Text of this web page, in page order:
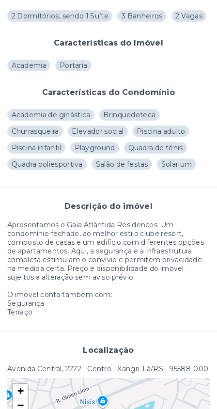
2 Dormitórios, sendo 1 Suíte 3 Banheiros 2 Vagas
Características do Imóvel
Academia Portaria
Características do Condomínio
Academia de ginástica
Brinquedoteca
Churrasqueira
Elevador social
Piscina adulto
Piscina infantil
Playground
Quadra de tênis
Quadra poliesportiva
Salão de festas Solarium
Descrição do imóvel
Apresentamos o Gaia Atlântida Residences. Um
condomínio fechado, ao melhor estilo clube resort,
composto de casas e um edifício com diferentes opções
de apartamentos. Aqui, a segurança e a infraestrutura
completa estimulam o convívio e permitem privacidade
na medida certa. Preço e disponibilidade do imóvel
sujeitos a alteração sem aviso prévio.
O imóvel conta também com:
Segurança
Terraço
Localização
Avenida Central, 2222 - Centro - Xangri-Lá/RS - 95588-000
+
−